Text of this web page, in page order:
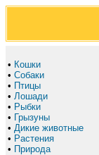
• Кошки
• Собаки
• Птицы
• Лошади
• Рыбки
• Грызуны
• Дикие животные
• Растения
• Природа